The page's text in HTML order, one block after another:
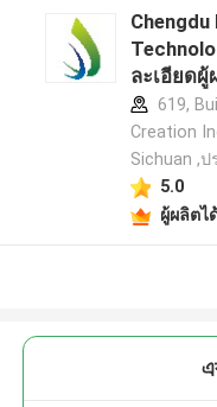
ละเอียดผู้
619,
Creation
Sichuan ,ป
5.0
ผู้ผลิตไ